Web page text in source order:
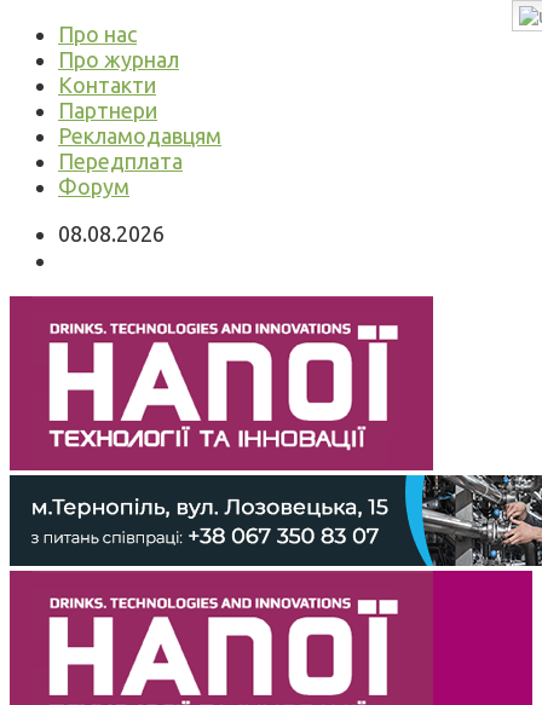
Про нас
Про журнал
Контакти
Партнери
Рекламодавцям
Передплата
Форум
08.08.2026